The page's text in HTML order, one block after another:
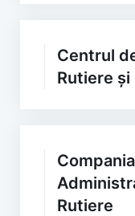
Centrul
Rutiere
Rutiere